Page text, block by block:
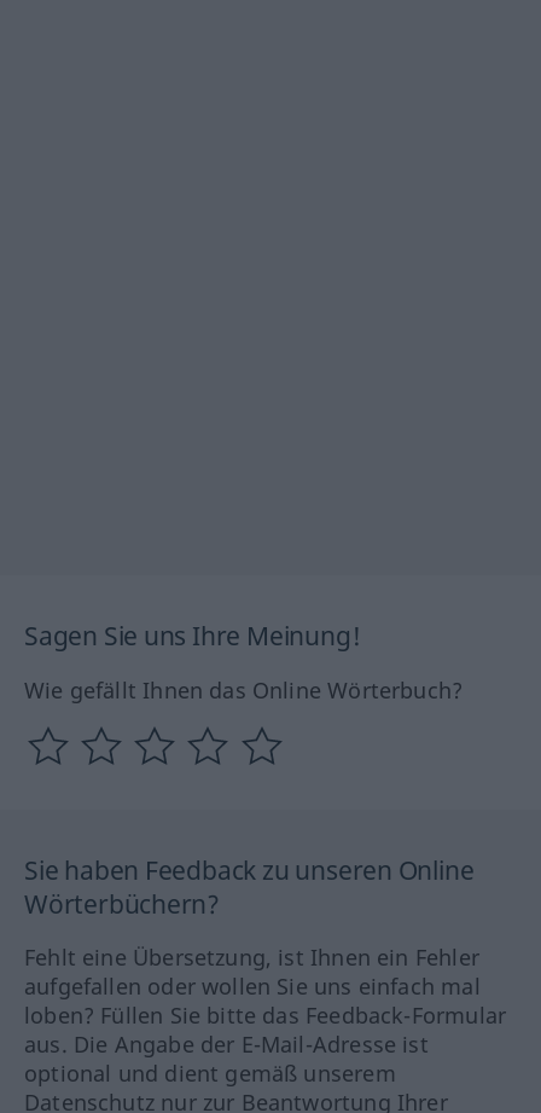
Sagen Sie uns Ihre Meinung!
Wie gefällt Ihnen das Online Wörterbuch?
Sie haben Feedback zu unseren Online
Wörterbüchern?
Fehlt eine Übersetzung, ist Ihnen ein Fehler
aufgefallen oder wollen Sie uns einfach mal
loben? Füllen Sie bitte das Feedback-Formular
aus. Die Angabe der E-Mail-Adresse ist
optional und dient gemäß unserem
Datenschutz nur zur Beantwortung Ihrer